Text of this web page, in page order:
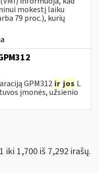
mokestį laiku
79 proc.), kurių
GPM312 ir jos L
įmonės, užsienio
iki 1,700 iš 7,292 irašų.